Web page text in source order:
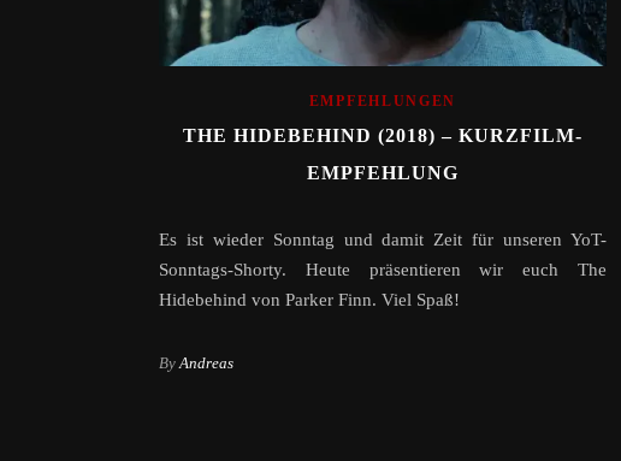
EMPFEHLUNGEN
THE HIDEBEHIND (2018) – KURZFILM-
EMPFEHLUNG
Es ist wieder Sonntag und damit Zeit für unseren YoT-
Sonntags-Shorty. Heute präsentieren wir euch The
Hidebehind von Parker Finn. Viel Spaß!
By Andreas